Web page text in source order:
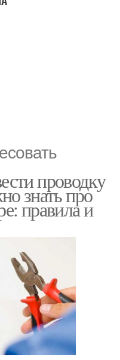
проводку
знать про
правила и